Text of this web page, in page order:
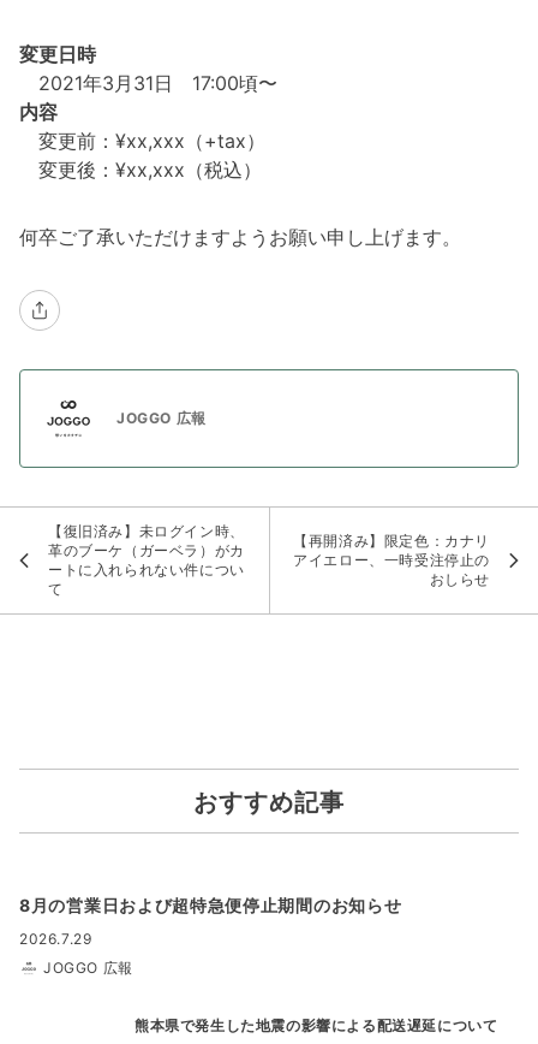
変更日時
2021年3月31日 17:00頃〜
内容
変更前：¥xx,xxx（+tax）
変更後：¥xx,xxx（税込）
何卒ご了承いただけますようお願い申し上げます。
JOGGO 広報
【復旧済み】未ログイン時、
革のブーケ（ガーベラ）がカ
ートに入れられない件につい
て
【再開済み】限定色：カナリ
アイエロー、一時受注停止の
おしらせ
おすすめ記事
8月の営業日および超特急便停止期間のお知らせ
2026.7.29
JOGGO 広報
熊本県で発生した地震の影響による配送遅延について